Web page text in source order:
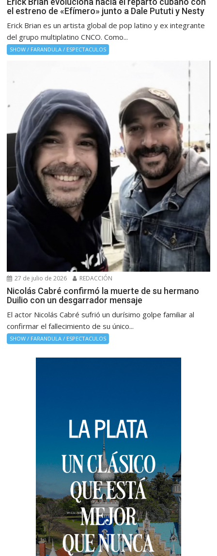
el estreno de «Efímero» junto a Dale Pututi y Nesty
Erick Brian es un artista global de pop latino y ex integrante
del grupo multiplatino CNCO. Como...
SHOW / FARANDULA / ESPECTACULOS
27 de julio de 2026 REDACCIÓN
Nicolás Cabré confirmó la muerte de su hermano
Duilio con un desgarrador mensaje
El actor Nicolás Cabré sufrió un durísimo golpe familiar al
confirmar el fallecimiento de su único...
SHOW / FARANDULA / ESPECTACULOS